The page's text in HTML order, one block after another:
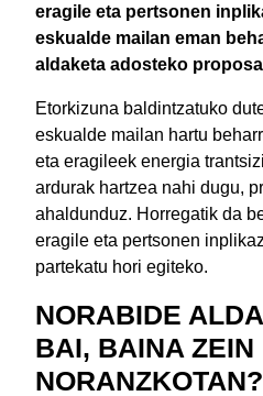
eragile eta pertsonen
eskualde mailan eman
aldaketa adosteko
Etorkizuna baldintzatuko
eskualde mailan hartu
eta eragileek energia
ardurak hartzea nahi dugu,
ahaldunduz. Horregatik da
eragile eta pertsonen
partekatu hori egiteko.
NORABIDE
BAI, BAINA ZEIN
NORANZKOTAN?